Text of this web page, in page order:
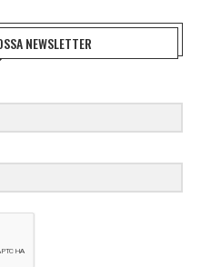
NEWSLETTER